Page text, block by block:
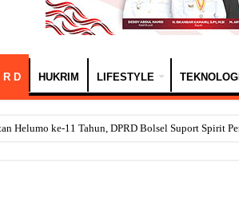
R D HUKRIM LIFESTYLE TEKNOLOGI